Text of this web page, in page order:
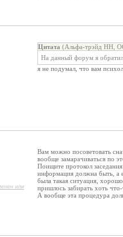
Цитата (Альфа-трэйд НН,
На данный форум я
я не подумал, что вам
или
Вам можно посоветовать
вообще замарачиваться по
Поищите протокол
информация должна быть, а
была такая ситуация,
пришлось забирать хоть
А вообще эта процедура